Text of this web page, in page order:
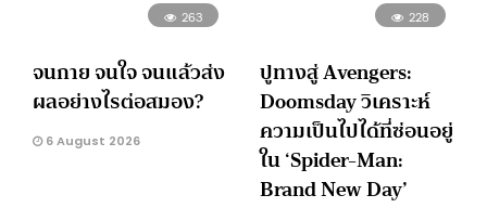
263
จนกาย จนใจ จนแล้วส่ง
ผลอย่างไรต่อสมอง?
6 August 2026
228
ปูทางสู่ Avengers:
Doomsday วิเคราะห์
ความเป็นไปได้ที่ซ่อนอยู่
ใน ‘Spider-Man:
Brand New Day’